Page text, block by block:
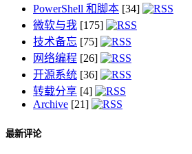
PowerShell 和脚本 [34]
微软与我 [175]
技术备忘 [75]
网络编程 [26]
开源系统 [36]
转载分享 [4]
Archive [21]
最新评论